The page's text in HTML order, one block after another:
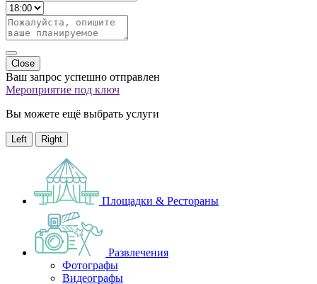
Close
Ваш запрос успешно отправлен
Мероприятие под ключ
Вы можете ещё выбрать услуги
Left Right
Площадки & Рестораны
Развлечения
Фотографы
Видеографы